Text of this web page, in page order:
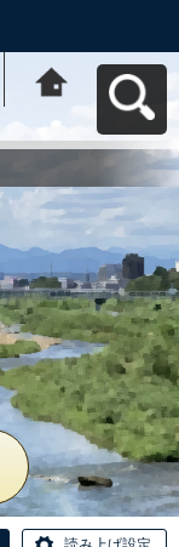
動応援ｻｲﾄ はち
コミねっとへ戻